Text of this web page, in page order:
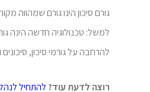
גורם סיכון הינו גורם שמהווה
למשל: טכנולוגיה חדשה הינה
להרחבה על גורמי סיכון, סיכונים
רוצה לדעת עוד? להתחיל לנהל